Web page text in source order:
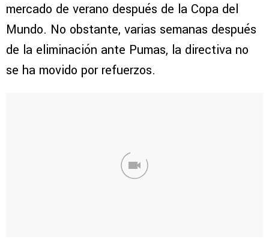
mercado de verano después de la Copa del
Mundo. No obstante, varias semanas después
de la eliminación ante Pumas, la directiva no
se ha movido por refuerzos.